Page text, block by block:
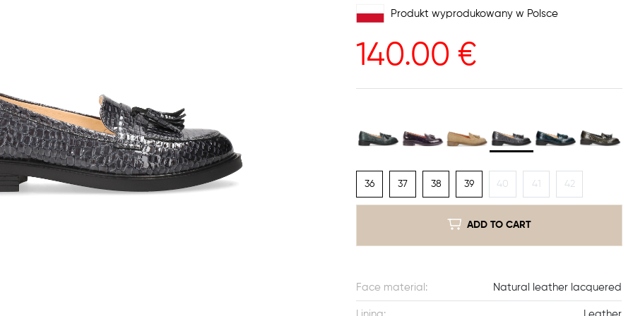
Produkt wyprodukowany w Polsce
140.00 €
36 37 38 39 40 41 42
ADD TO CART
Face material: Natural leather lacquered